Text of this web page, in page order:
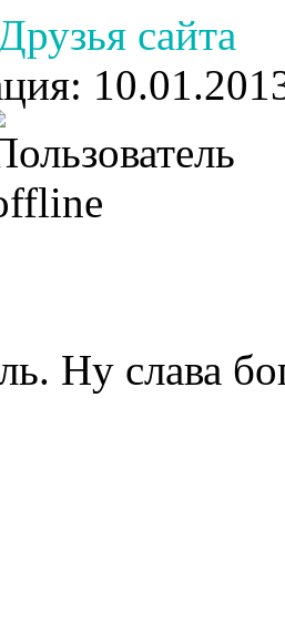
Друзья сайта
Ну слава